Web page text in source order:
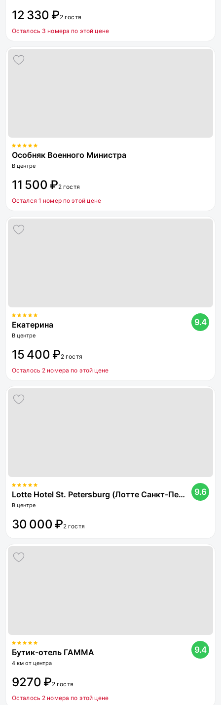
12 330 ₽2 гостя
Осталось 3 номера по этой цене
Особняк Военного Министра
В центре
11 500 ₽2 гостя
Остался 1 номер по этой цене
Екатерина
В центре
9.4
15 400 ₽2 гостя
Осталось 2 номера по этой цене
Lotte Hotel St. Petersburg (Лотте Санкт-Петербург)
В центре
9.6
30 000 ₽2 гостя
Бутик-отель ГАММА
4 км от центра
9.4
9270 ₽2 гостя
Осталось 2 номера по этой цене